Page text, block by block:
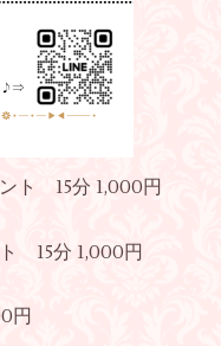
ト 15分 1,000円
15分 1,000円
円